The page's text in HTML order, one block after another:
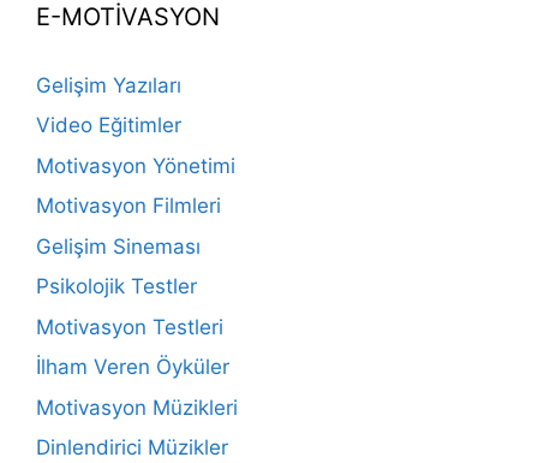
E-MOTİVASYON
Gelişim Yazıları
Video Eğitimler
Motivasyon Yönetimi
Motivasyon Filmleri
Gelişim Sineması
Psikolojik Testler
Motivasyon Testleri
İlham Veren Öyküler
Motivasyon Müzikleri
Dinlendirici Müzikler